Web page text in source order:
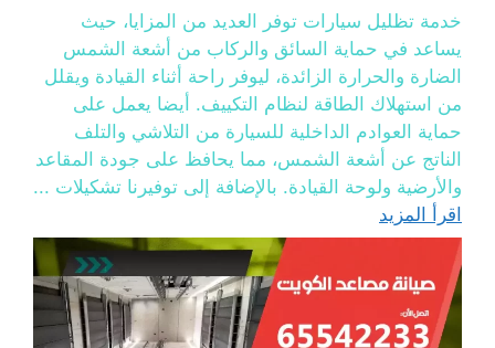
خدمة تظليل سيارات توفر العديد من المزايا، حيث
يساعد في حماية السائق والركاب من أشعة الشمس
الضارة والحرارة الزائدة، ليوفر راحة أثناء القيادة ويقلل
من استهلاك الطاقة لنظام التكييف. أيضا يعمل على
حماية العوادم الداخلية للسيارة من التلاشي والتلف
الناتج عن أشعة الشمس، مما يحافظ على جودة المقاعد
والأرضية ولوحة القيادة. بالإضافة إلى توفيرنا تشكيلات ...
اقرأ المزيد